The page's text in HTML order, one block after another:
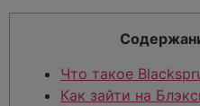
Что такое
Как зайти на